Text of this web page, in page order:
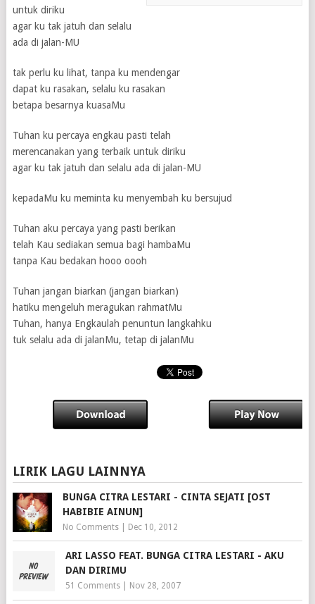
untuk diriku
agar ku tak jatuh dan selalu
ada di jalan-MU
tak perlu ku lihat, tanpa ku mendengar
dapat ku rasakan, selalu ku rasakan
betapa besarnya kuasaMu
Tuhan ku percaya engkau pasti telah
merencanakan yang terbaik untuk diriku
agar ku tak jatuh dan selalu ada di jalan-MU
kepadaMu ku meminta ku menyembah ku bersujud
Tuhan aku percaya yang pasti berikan
telah Kau sediakan semua bagi hambaMu
tanpa Kau bedakan hooo oooh
Tuhan jangan biarkan (jangan biarkan)
hatiku mengeluh meragukan rahmatMu
Tuhan, hanya Engkaulah penuntun langkahku
tuk selalu ada di jalanMu, tetap di jalanMu
LIRIK LAGU LAINNYA
BUNGA CITRA LESTARI - CINTA SEJATI [OST
HABIBIE AINUN]
No Comments| Dec 10, 2012
ARI LASSO FEAT. BUNGA CITRA LESTARI - AKU
DAN DIRIMU
51 Comments| Nov 28, 2007